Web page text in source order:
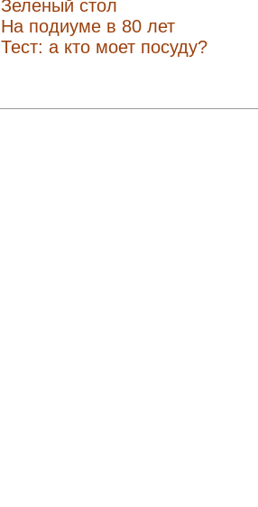
Зеленый стол
На подиуме в 80 лет
Тест: а кто моет посуду?